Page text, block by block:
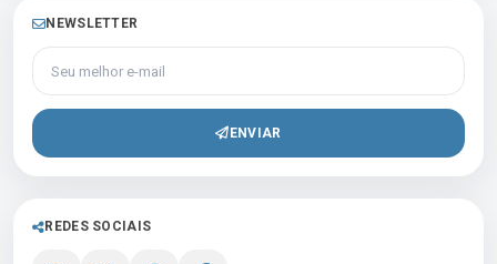
NEWSLETTER
Seu melhor e-mail
ENVIAR
REDES SOCIAIS